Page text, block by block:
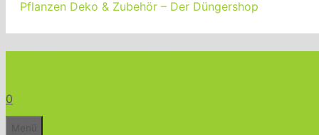
Pflanzen Deko & Zubehör – Der Düngershop
0